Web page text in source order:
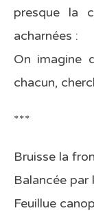
presque la
acharnées :
On imagine
chacun,
***
Bruisse la
Balancée par
Feuillue